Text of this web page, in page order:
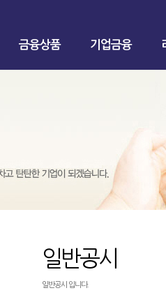
금융상품 기업금융
일반공시
일반공시 입니다.